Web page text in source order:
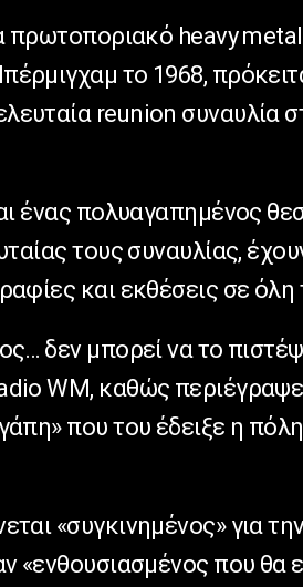
πρωτοποριακό heavy
το 1968,
reunion συναυλία
ένας πολυαγαπημένος
τους συναυλίας,
και εκθέσεις σε
δεν μπορεί να το
WM, καθώς
που του έδειξε η
«συγκινημένος» για
«ενθουσιασμένος που θα